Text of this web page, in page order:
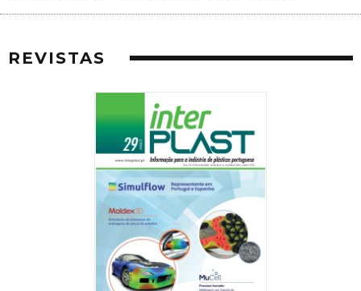
REVISTAS